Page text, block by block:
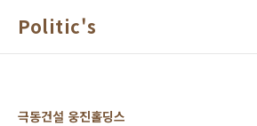
Politic's
극동건설 웅진홀딩스